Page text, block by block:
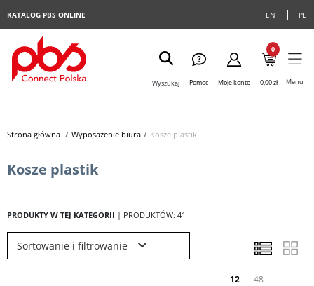
EN PL
KATALOG PBS ONLINE
Wyszukaj Pomoc Moje konto
0
0,00 zł Menu
Strona główna> Wyposażenie biura> Kosze plastik
Kosze plastik
PRODUKTY W TEJ KATEGORII | PRODUKTÓW: 41
Sortowanie i filtrowanie
12
48